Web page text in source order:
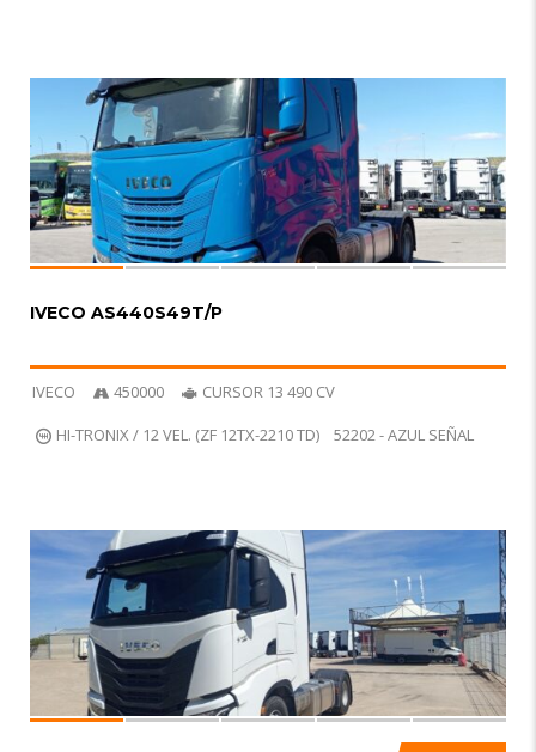
IVECO AS440S49T/P
IVECO 450000
CURSOR 13 490 CV
HI-TRONIX / 12 VEL. (ZF 12TX-2210 TD)
52202 - AZUL SEÑAL
NUEVO
6